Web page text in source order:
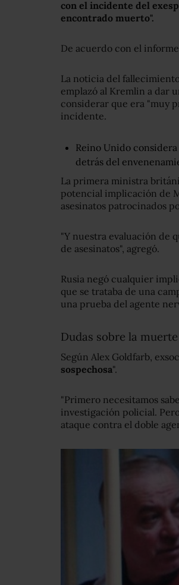
con el incidente del
encontrado muerto".
De acuerdo con el
La noticia del
emplazó al Kremlin a dar
considerar que era "muy
incidente.
Reino Unido
detrás del
La primera ministra
potencial implicación de
asesinatos patrocinados
"Y nuestra evaluación de
de asesinatos", agregó.
Rusia negó cualquier
que se trataba de una
una prueba del agente
Dudas sobre la muerte
Según Alex Goldfarb,
sospechosa".
"Primero necesitamos
investigación policial.
ataque contra el doble